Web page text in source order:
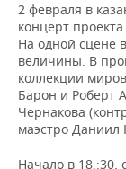
2 февраля в
концерт
На одной сцене
величины. В
коллекции
Барон и Роберт
Чернакова
маэстро Даниил
Начало в 18.:30,